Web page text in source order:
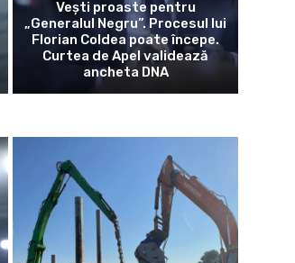
Vești proaste pentru
„Generalul Negru”. Procesul lui
Florian Coldea poate începe.
Curtea de Apel validează
ancheta DNA